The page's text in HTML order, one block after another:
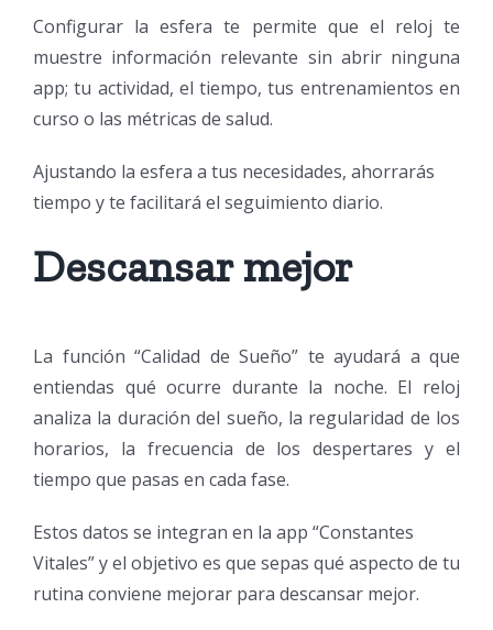
Configurar la esfera te permite que el reloj te
muestre información relevante sin abrir ninguna
app; tu actividad, el tiempo, tus entrenamientos en
curso o las métricas de salud.
Ajustando la esfera a tus necesidades, ahorrarás
tiempo y te facilitará el seguimiento diario.
Descansar mejor
La función “Calidad de Sueño” te ayudará a que
entiendas qué ocurre durante la noche. El reloj
analiza la duración del sueño, la regularidad de los
horarios, la frecuencia de los despertares y el
tiempo que pasas en cada fase.
Estos datos se integran en la app “Constantes
Vitales” y el objetivo es que sepas qué aspecto de tu
rutina conviene mejorar para descansar mejor.